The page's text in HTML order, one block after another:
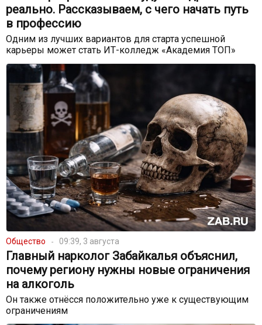
реально. Рассказываем, с чего начать путь
в профессию
Одним из лучших вариантов для старта успешной
карьеры может стать ИТ-колледж «Академия ТОП»
Общество 09:39, 3 августа
Главный нарколог Забайкалья объяснил,
почему региону нужны новые ограничения
на алкоголь
Он также отнёсся положительно уже к существующим
ограничениям